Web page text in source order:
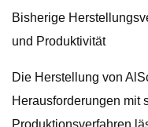
Bisherige
und Produktivität
Die Herstellung von
Herausforderungen mit
Produktionsverfahren